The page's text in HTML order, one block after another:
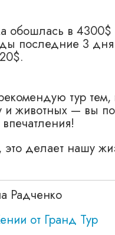
обошлась в 4300$
последние 3
тур тем,
животных — вы
это делает нашу
Радченко
от Гранд Тур